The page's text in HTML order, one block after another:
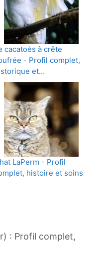
cacatoès à crête
- Profil complet,
et…
LaPerm - Profil
histoire et soins
: Profil complet,